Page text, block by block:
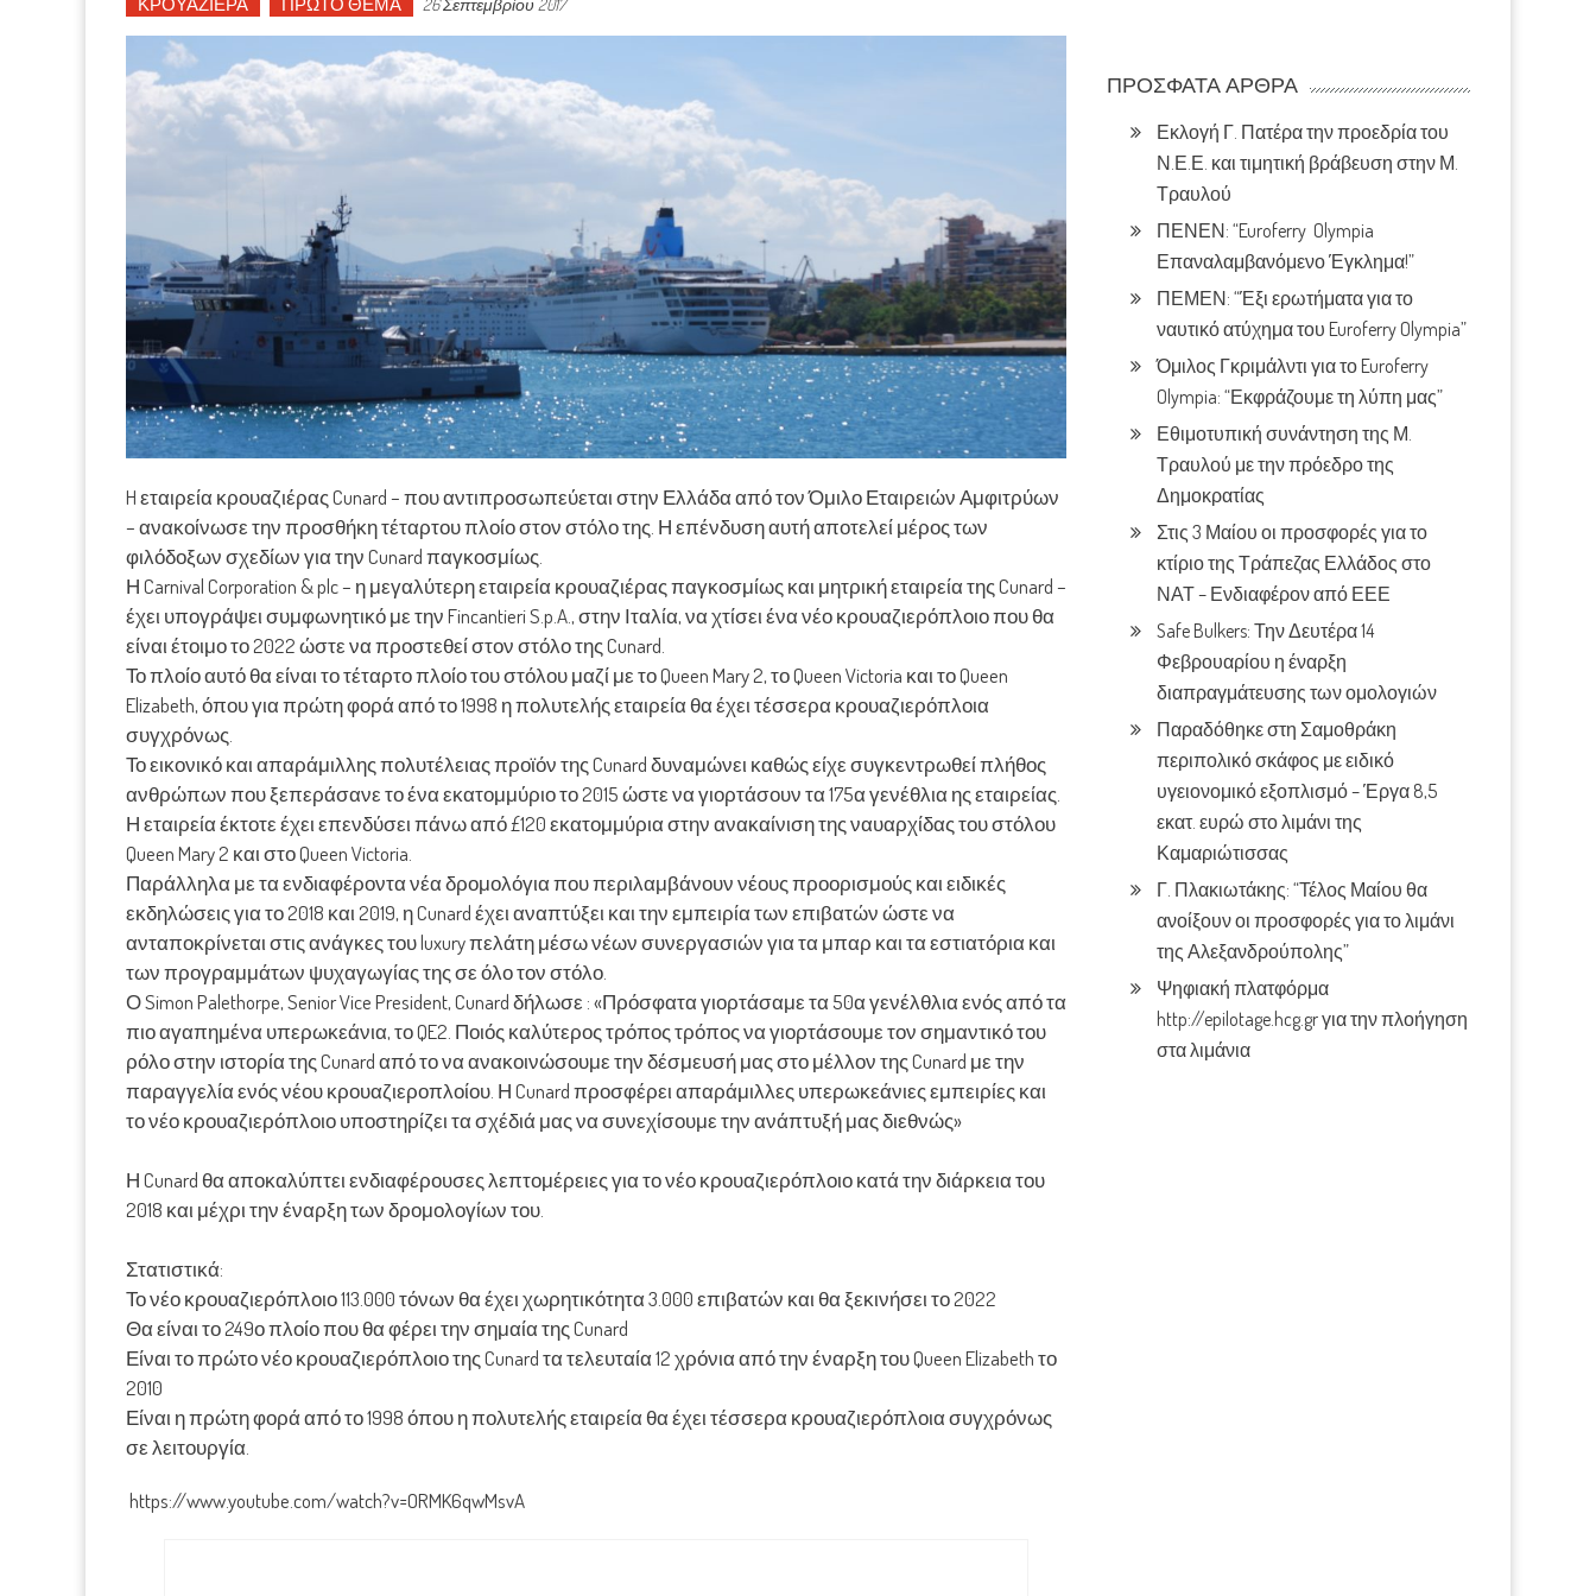
26 Σεπτεμβρίου 2017
H εταιρεία κρουαζιέρας Cunard – που αντιπροσωπεύεται στην Ελλάδα από τον Όμιλο Εταιρειών Αμφιτρύων
– ανακοίνωσε την προσθήκη τέταρτου πλοίο στον στόλο της. Η επένδυση αυτή αποτελεί μέρος των
φιλόδοξων σχεδίων για την Cunard παγκοσμίως.
Η Carnival Corporation & plc – η μεγαλύτερη εταιρεία κρουαζιέρας παγκοσμίως και μητρική εταιρεία της Cunard –
έχει υπογράψει συμφωνητικό με την Fincantieri S.p.A., στην Ιταλία, να χτίσει ένα νέο κρουαζιερόπλοιο που θα
είναι έτοιμο το 2022 ώστε να προστεθεί στον στόλο της Cunard.
Το πλοίο αυτό θα είναι το τέταρτο πλοίο του στόλου μαζί με το Queen Mary 2, το Queen Victoria και το Queen
Elizabeth, όπου για πρώτη φορά από το 1998 η πολυτελής εταιρεία θα έχει τέσσερα κρουαζιερόπλοια
συγχρόνως.
Το εικονικό και απαράμιλλης πολυτέλειας προϊόν της Cunard δυναμώνει καθώς είχε συγκεντρωθεί πλήθος
ανθρώπων που ξεπεράσανε το ένα εκατομμύριο το 2015 ώστε να γιορτάσουν τα 175α γενέθλια ης εταιρείας.
Η εταιρεία έκτοτε έχει επενδύσει πάνω από £120 εκατομμύρια στην ανακαίνιση της ναυαρχίδας του στόλου
Queen Mary 2 και στο Queen Victoria.
Παράλληλα με τα ενδιαφέροντα νέα δρομολόγια που περιλαμβάνουν νέους προορισμούς και ειδικές
εκδηλώσεις για το 2018 και 2019, η Cunard έχει αναπτύξει και την εμπειρία των επιβατών ώστε να
ανταποκρίνεται στις ανάγκες του luxury πελάτη μέσω νέων συνεργασιών για τα μπαρ και τα εστιατόρια και
των προγραμμάτων ψυχαγωγίας της σε όλο τον στόλο.
Ο Simon Palethorpe, Senior Vice President, Cunard δήλωσε : «Πρόσφατα γιορτάσαμε τα 50α γενέλθλια ενός από τα
πιο αγαπημένα υπερωκεάνια, το QE2. Ποιός καλύτερος τρόπος τρόπος να γιορτάσουμε τον σημαντικό του
ρόλο στην ιστορία της Cunard από το να ανακοινώσουμε την δέσμευσή μας στο μέλλον της Cunard με την
παραγγελία ενός νέου κρουαζιεροπλοίου. Η Cunard προσφέρει απαράμιλλες υπερωκεάνιες εμπειρίες και
το νέο κρουαζιερόπλοιο υποστηρίζει τα σχέδιά μας να συνεχίσουμε την ανάπτυξή μας διεθνώς»
Η Cunard θα αποκαλύπτει ενδιαφέρουσες λεπτομέρειες για το νέο κρουαζιερόπλοιο κατά την διάρκεια του
2018 και μέχρι την έναρξη των δρομολογίων του.
Στατιστικά:
Το νέο κρουαζιερόπλοιο 113.000 τόνων θα έχει χωρητικότητα 3.000 επιβατών και θα ξεκινήσει το 2022
Θα είναι το 249ο πλοίο που θα φέρει την σημαία της Cunard
Είναι το πρώτο νέο κρουαζιερόπλοιο της Cunard τα τελευταία 12 χρόνια από την έναρξη του Queen Elizabeth το
2010
Είναι η πρώτη φορά από το 1998 όπου η πολυτελής εταιρεία θα έχει τέσσερα κρουαζιερόπλοια συγχρόνως
σε λειτουργία.
https://www.youtube.com/watch?v=ORMK6qwMsvA
ΠΡΌΣΦΑΤΑ ΆΡΘΡΑ
Εκλογή Γ. Πατέρα την προεδρία του
Ν.Ε.Ε. και τιμητική βράβευση στην Μ.
Τραυλού
ΠΕΝΕΝ: “Euroferry Olympia
Επαναλαμβανόμενο Έγκλημα!”
ΠΕΜΕΝ: “Έξι ερωτήματα για το
ναυτικό ατύχημα του Euroferry Olympia”
Όμιλος Γκριμάλντι για το Euroferry
Olympia: “Εκφράζουμε τη λύπη μας”
Εθιμοτυπική συνάντηση της Μ.
Τραυλού με την πρόεδρο της
Δημοκρατίας
Στις 3 Μαίου οι προσφορές για το
κτίριο της Τράπεζας Ελλάδος στο
ΝΑΤ – Ενδιαφέρον από ΕΕΕ
Safe Bulkers: Την Δευτέρα 14
Φεβρουαρίου η έναρξη
διαπραγμάτευσης των ομολογιών
Παραδόθηκε στη Σαμοθράκη
περιπολικό σκάφος με ειδικό
υγειονομικό εξοπλισμό – Έργα 8,5
εκατ. ευρώ στο λιμάνι της
Καμαριώτισσας
Γ. Πλακιωτάκης: “Τέλος Μαίου θα
ανοίξουν οι προσφορές για το λιμάνι
της Αλεξανδρούπολης”
Ψηφιακή πλατφόρμα
http://epilotage.hcg.gr για την πλοήγηση
στα λιμάνια